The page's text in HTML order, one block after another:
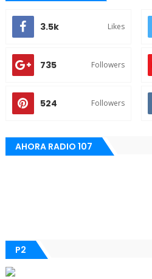
3.5k Likes
735 Followers
524 Followers
AHORA RADIO 107
P2